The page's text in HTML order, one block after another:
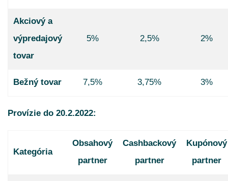
Akciový a
výpredajový
tovar
5% 2,5% 2%
Bežný tovar 7,5% 3,75% 3%
Provízie do 20.2.2022:
Kategória
Obsahový
partner
Cashbackový
partner
Kupónový
partner